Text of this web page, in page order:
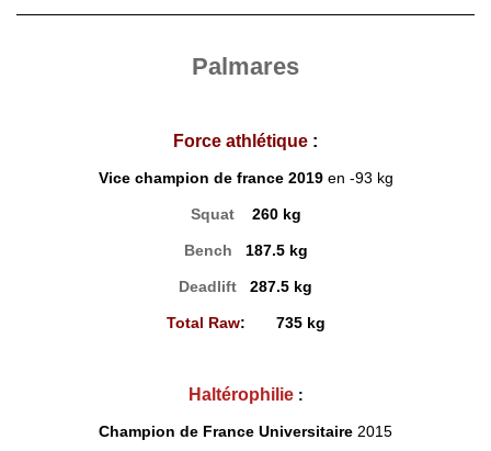
Palmares
Force athlétique :
Vice champion de france 2019 en -93 kg
Squat 260 kg
Bench 187.5 kg
Deadlift 287.5 kg
Total Raw: 735 kg
Haltérophilie:
Champion de France Universitaire 2015